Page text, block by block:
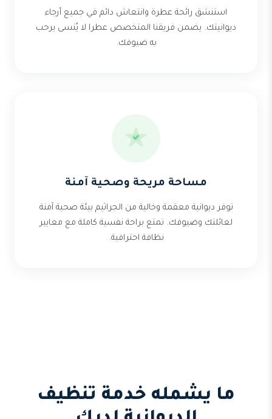
استنشق رائحة عطرة وانتعاش دائم في جميع أرجاء
ديوانيتك. يضمن فريقنا المتخصص عطرا لا يُنسى يرحب
به ضيوفك.
مساحة مريحة وصحية آمنة
توفر ديوانية معقمة وخالية من الجراثيم بيئة صحية آمنة
لعائلتك وضيوفك. تمتع براحة نفسية كاملة مع معايير
نظافة احترافية.
ما يشمله خدمة تنظيف